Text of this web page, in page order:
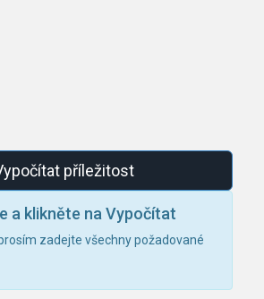
příležitost
a klikněte na Vypočítat
zadejte všechny požadované